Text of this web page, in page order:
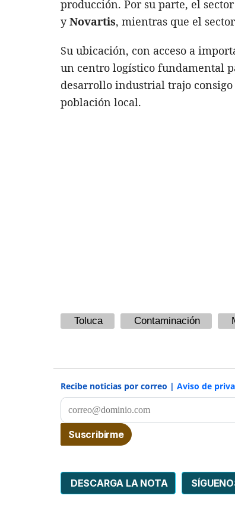
producción. Por su parte, el
yNovartis, mientras que el
Su ubicación, con acceso a
un centro logístico fundamental
desarrollo industrial trajo consigo
población local.
Toluca Contaminación
Recibe noticias por correo | Aviso de
DESCARGA LA NOTA